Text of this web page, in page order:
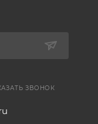
ЗВОНОК